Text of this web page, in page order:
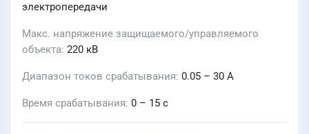
электропередачи
Макс. напряжение защищаемого/управляемого
объекта 220 кВ
Диапазон токов срабатывания 0.05 – 30 А
Время срабатывания 0 – 15 с